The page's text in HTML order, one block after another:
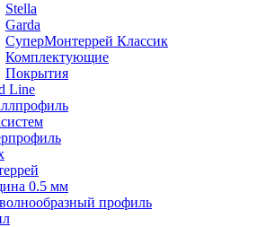
Stella
Garda
СуперМонтеррей Классик
Комплектующие
Покрытия
Line
0.5 мм
профиль